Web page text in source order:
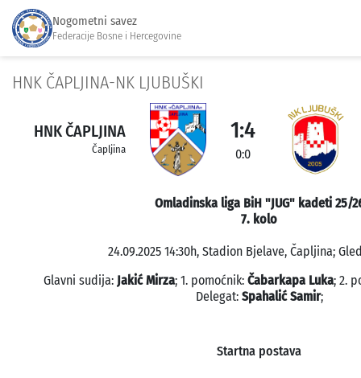
Nogometni savez
Federacije Bosne i Hercegovine
HNK ČAPLJINA-NK LJUBUŠKI
HNK ČAPLJINA
Čapljina
1:4
0:0
Omladinska liga BiH "JUG" kadeti 25/
7. kolo
24.09.2025 14:30h, Stadion Bjelave, Čapljina;
Glavni sudija: Jakić Mirza; 1. pomoćnik: Čabarkapa Luka; 2.
Delegat: Spahalić Samir;
Startna postava